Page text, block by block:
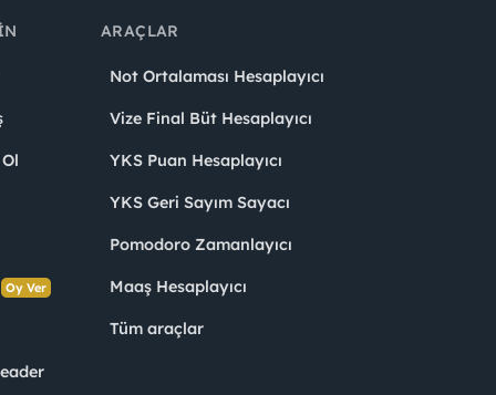
Oy Ver
ARAÇLAR
Not Ortalaması Hesaplayıcı
Vize Final Büt Hesaplayıcı
YKS Puan Hesaplayıcı
YKS Geri Sayım Sayacı
Pomodoro Zamanlayıcı
Maaş Hesaplayıcı
Tüm araçlar